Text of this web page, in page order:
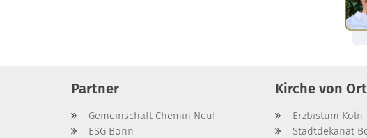
Partner
Gemeinschaft Chemin Neuf
ESG Bonn
Kirche von Ort
Erzbistum Köln
Stadtdekanat